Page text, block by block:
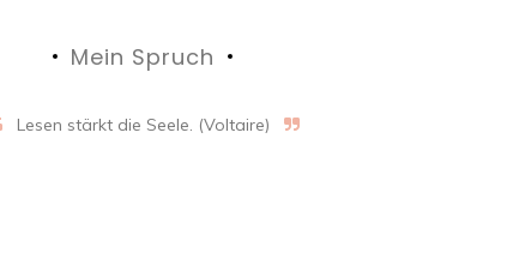
Mein Spruch
Lesen stärkt die Seele. (Voltaire)